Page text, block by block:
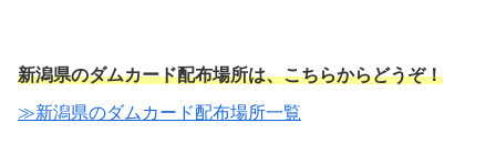
新潟県のダムカード配布場所は、こちらからどうぞ！
≫新潟県のダムカード配布場所一覧